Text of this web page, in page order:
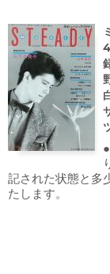
記された状態と多
たします。